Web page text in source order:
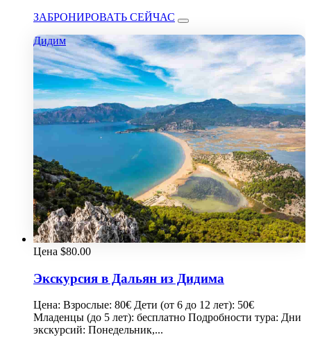
ЗАБРОНИРОВАТЬ СЕЙЧАС
Дидим
Цена $80.00
Экскурсия в Дальян из Дидима
Цена: Взрослые: 80€ Дети (от 6 до 12 лет): 50€
Младенцы (до 5 лет): бесплатно Подробности тура: Дни
экскурсий: Понедельник,...